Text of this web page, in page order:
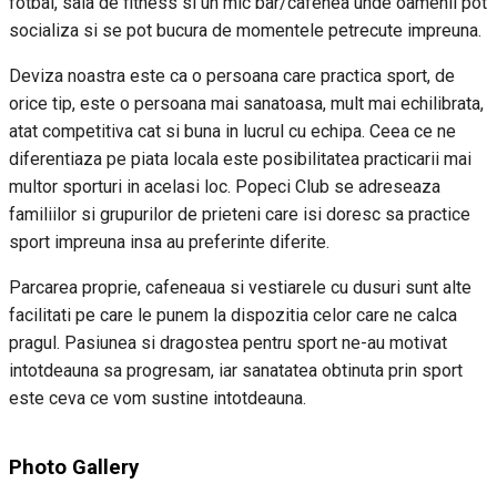
socializa si se pot bucura de momentele petrecute impreuna.
Deviza noastra este ca o persoana care practica sport, de
orice tip, este o persoana mai sanatoasa, mult mai echilibrata,
atat competitiva cat si buna in lucrul cu echipa. Ceea ce ne
diferentiaza pe piata locala este posibilitatea practicarii mai
multor sporturi in acelasi loc. Popeci Club se adreseaza
familiilor si grupurilor de prieteni care isi doresc sa practice
sport impreuna insa au preferinte diferite.
Parcarea proprie, cafeneaua si vestiarele cu dusuri sunt alte
facilitati pe care le punem la dispozitia celor care ne calca
pragul. Pasiunea si dragostea pentru sport ne-au motivat
intotdeauna sa progresam, iar sanatatea obtinuta prin sport
este ceva ce vom sustine intotdeauna.
Photo Gallery